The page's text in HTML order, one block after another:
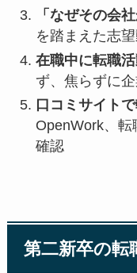
「なぜその会
を踏まえた志
在職中に転職
ず、焦らずに
口コミサイト
OpenWork、
確認
第二新卒の転